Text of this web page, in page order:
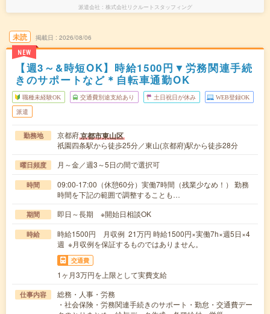
派遣会社 株式会社リクルートスタッフィング
未読
NEW
掲載日 2026/08/06
【週3～&時短OK】時給1500円▼労務関連手続
きのサポートなど＊自転車通勤OK
職種未経験OK 交通費別途支給あり 土日祝日が休み WEB登録OK
派遣
勤務地 京都府京都市東山区
祇園四条駅から徒歩25分／東山(京都府)駅から徒歩28分
曜日頻度 月～金／週3～5日の間で選択可
時間
09:00-17:00（休憩60分）実働7時間（残業少なめ！） 勤務
時間を下記の範囲で調整することも…
期間 即日～長期 ※開始日相談OK
時給
時給1500円 月収例 21万円 時給1500円×実働7h×週5日×4
週 ※月収例を保証するものではありません。
交通費
1ヶ月3万円を上限として実費支給
仕事内容
総務・人事・労務
・社会保険・労務関連手続きのサポート・勤怠・交通費デー